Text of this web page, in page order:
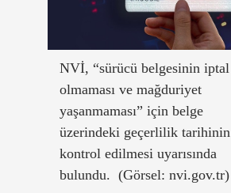
NVİ, “sürücü belgesinin iptal
olmaması ve mağduriyet
yaşanmaması” için belge
üzerindeki geçerlilik tarihinin
kontrol edilmesi uyarısında
bulundu. (Görsel: nvi.gov.tr)